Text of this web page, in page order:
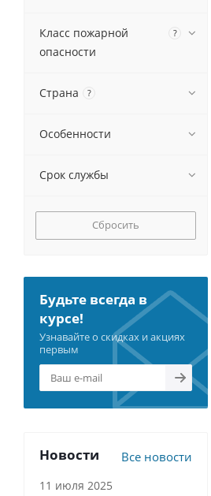
Класс пожарной
опасности
?
Страна ?
Особенности
Срок службы
Сбросить
Будьте всегда в
курсе!
Узнавайте о скидках и акциях
первым
Новости Все новости
11 июля 2025